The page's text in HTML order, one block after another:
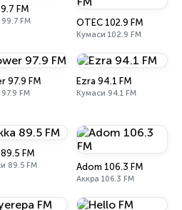
FM
FM OTEC 102.9 FM
Кумаси 102.9 FM
97.9 FM
FM
Ezra 94.1 FM
Кумаси 94.1 FM
FM
89.5 FM Adom 106.3 FM
Аккра 106.3 FM